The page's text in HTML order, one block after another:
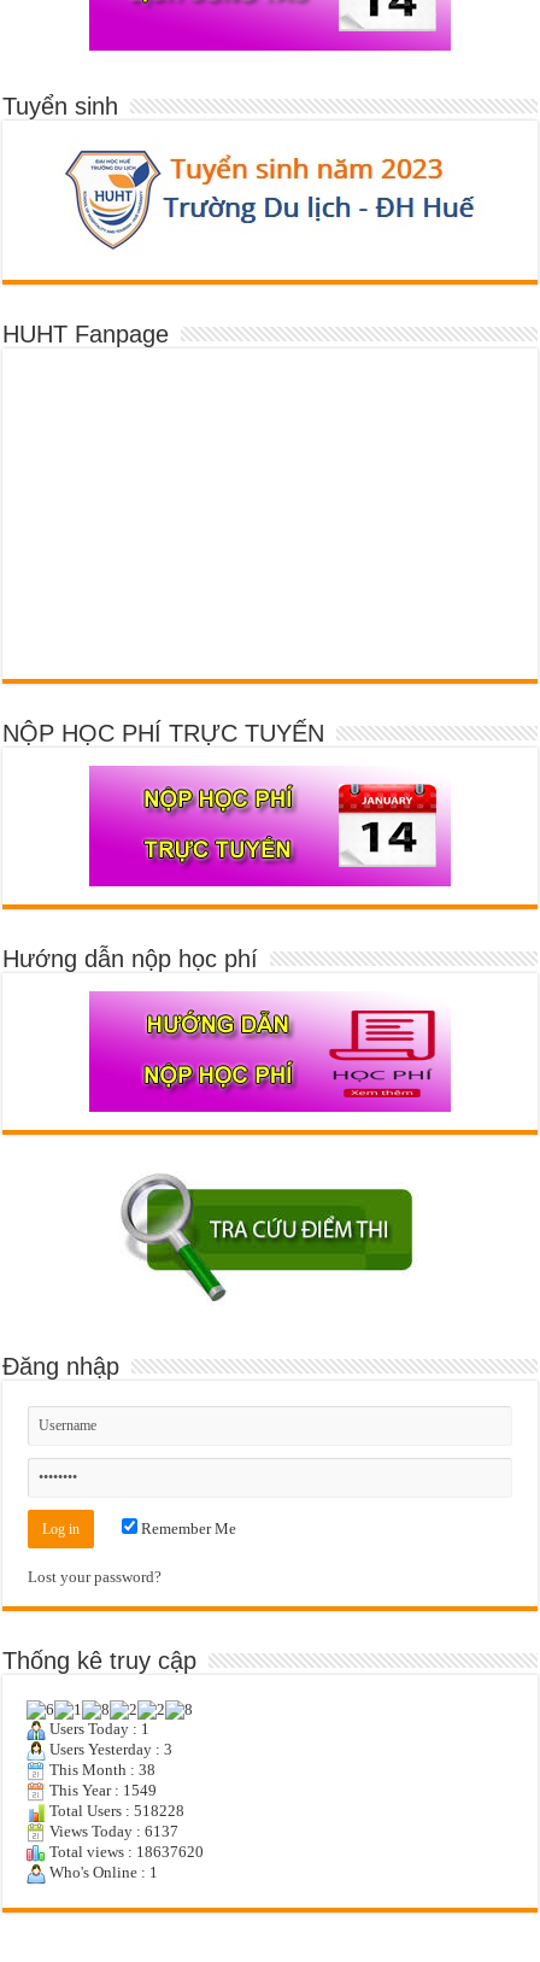
Tuyển sinh
HUHT Fanpage
NỘP HỌC PHÍ TRỰC TUYẾN
Hướng dẫn nộp học phí
Đăng nhập
Remember Me
Lost your password?
Thống kê truy cập
Users Today : 1
Users Yesterday : 3
This Month : 38
This Year : 1549
Total Users : 518228
Views Today : 6137
Total views : 18637620
Who's Online : 1